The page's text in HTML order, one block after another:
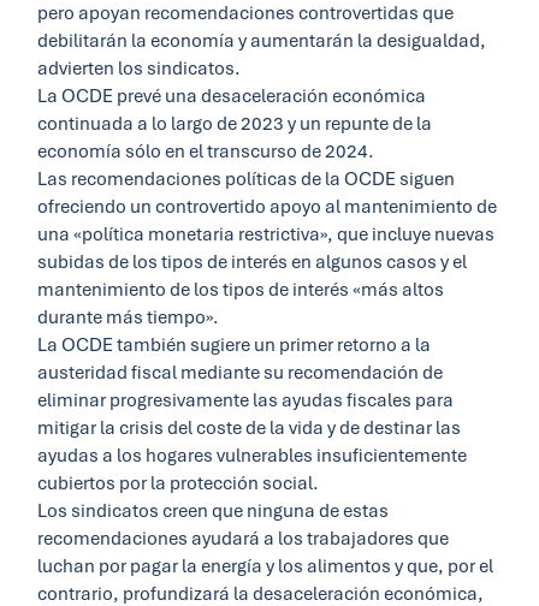
pero apoyan recomendaciones controvertidas que
debilitarán la economía y aumentarán la desigualdad,
advierten los sindicatos.
La OCDE prevé una desaceleración económica
continuada a lo largo de 2023 y un repunte de la
economía sólo en el transcurso de 2024.
Las recomendaciones políticas de la OCDE siguen
ofreciendo un controvertido apoyo al mantenimiento de
una «política monetaria restrictiva», que incluye nuevas
subidas de los tipos de interés en algunos casos y el
mantenimiento de los tipos de interés «más altos
durante más tiempo».
La OCDE también sugiere un primer retorno a la
austeridad fiscal mediante su recomendación de
eliminar progresivamente las ayudas fiscales para
mitigar la crisis del coste de la vida y de destinar las
ayudas a los hogares vulnerables insuficientemente
cubiertos por la protección social.
Los sindicatos creen que ninguna de estas
recomendaciones ayudará a los trabajadores que
luchan por pagar la energía y los alimentos y que, por el
contrario, profundizará la desaceleración económica,